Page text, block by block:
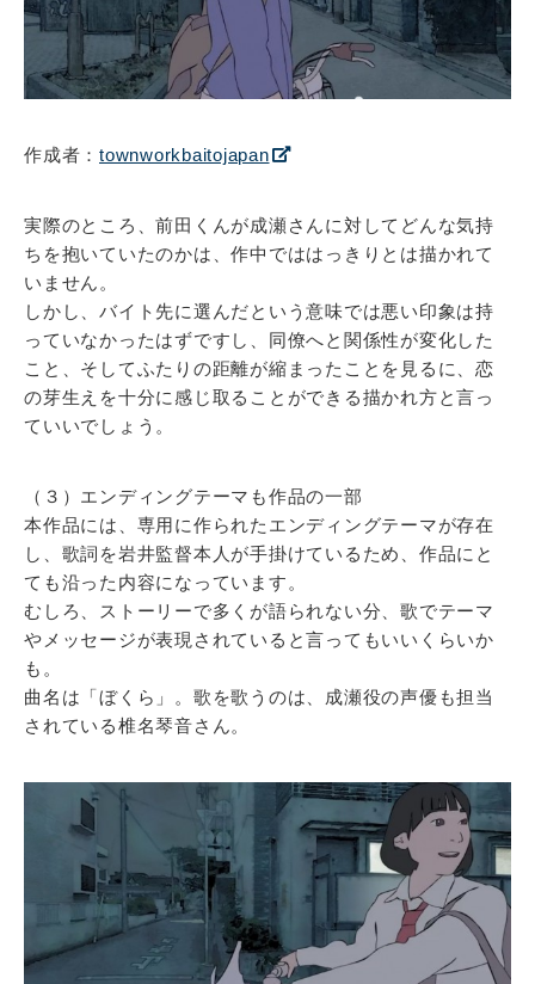
作成者： townworkbaitojapan
実際のところ、前田くんが成瀬さんに対してどんな気持
ちを抱いていたのかは、作中でははっきりとは描かれて
いません。
しかし、バイト先に選んだという意味では悪い印象は持
っていなかったはずですし、同僚へと関係性が変化した
こと、そしてふたりの距離が縮まったことを見るに、恋
の芽生えを十分に感じ取ることができる描かれ方と言っ
ていいでしょう。
（３）エンディングテーマも作品の一部
本作品には、専用に作られたエンディングテーマが存在
し、歌詞を岩井監督本人が手掛けているため、作品にと
ても沿った内容になっています。
むしろ、ストーリーで多くが語られない分、歌でテーマ
やメッセージが表現されていると言ってもいいくらいか
も。
曲名は「ぼくら」。歌を歌うのは、成瀬役の声優も担当
されている椎名琴音さん。